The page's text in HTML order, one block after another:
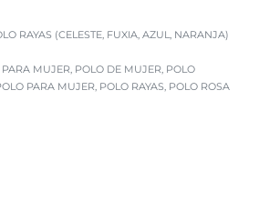
RAYAS (CELESTE, FUXIA, AZUL, NARANJA)
MUJER POLO DE MUJER POLO
PARA MUJER POLO RAYAS POLO ROSA